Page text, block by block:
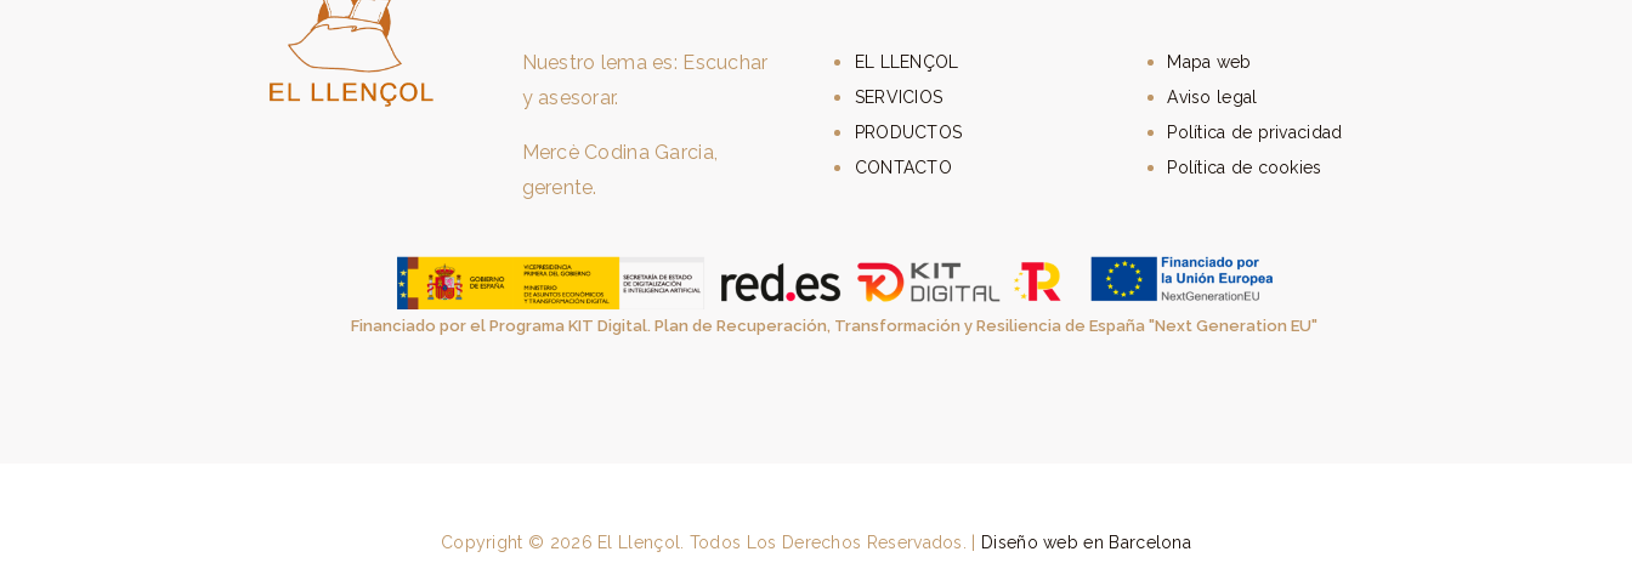
Nuestro lema es: Escuchar
y asesorar.
Mercè Codina Garcia,
gerente.
EL LLENÇOL
SERVICIOS
PRODUCTOS
CONTACTO
Mapa web
Aviso legal
Política de privacidad
Política de cookies
Financiado por el Programa KIT Digital. Plan de Recuperación, Transformación y Resiliencia de España "Next Generation EU"
Copyright © 2026 El Llençol. Todos Los Derechos Reservados. | Diseño web en Barcelona